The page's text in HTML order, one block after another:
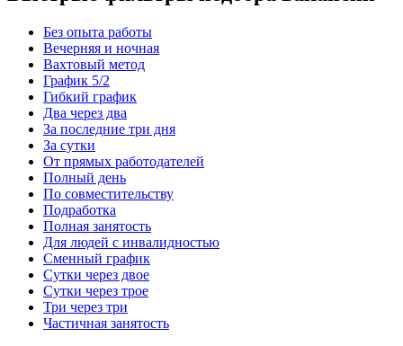
Без опыта работы
Вечерняя и ночная
Вахтовый метод
График 5/2
Гибкий график
Два через два
За последние три дня
За сутки
От прямых работодателей
Полный день
По совместительству
Подработка
Полная занятость
Для людей с инвалидностью
Сменный график
Сутки через двое
Сутки через трое
Три через три
Частичная занятость